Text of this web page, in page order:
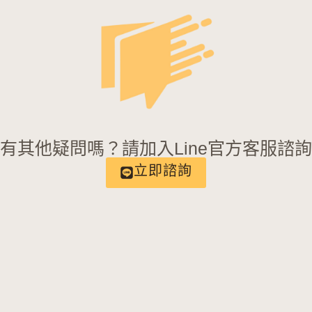
其他疑問嗎？請加入Line官方客服諮
立即諮詢